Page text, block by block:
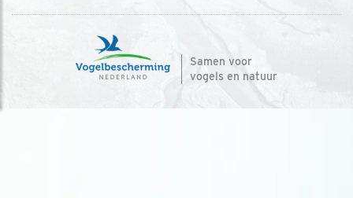
Samen voor
vogels en natuur